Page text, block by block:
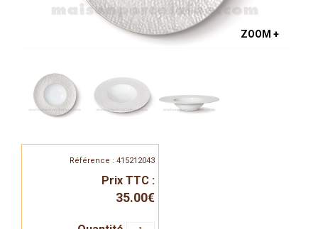
ZOOM +
Référence : 415212043
Prix TTC :
35.00€